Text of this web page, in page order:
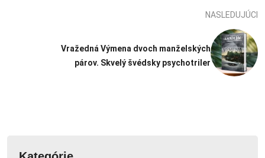
NASLEDUJÚCI
Vražedná Výmena dvoch manželských
párov. Skvelý švédsky psychotriler